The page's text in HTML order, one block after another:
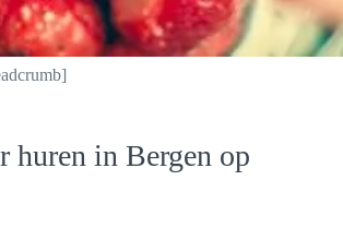
huren in Bergen op